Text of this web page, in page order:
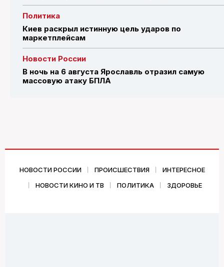
Политика
Киев раскрыл истинную цель ударов по
маркетплейсам
Новости России
В ночь на 6 августа Ярославль отразил самую
массовую атаку БПЛА
НОВОСТИ РОССИИ ПРОИСШЕСТВИЯ
ИНТЕРЕСНОЕ
НОВОСТИ КИНО И ТВ
ПОЛИТИКА ЗДОРОВЬЕ